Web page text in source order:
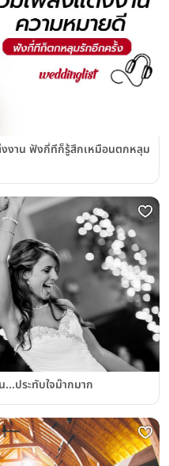
งงาน ฟังกี่ทีก็รู้สึกเหมือนตกหลุม
ประทับใจม๊ากมาก